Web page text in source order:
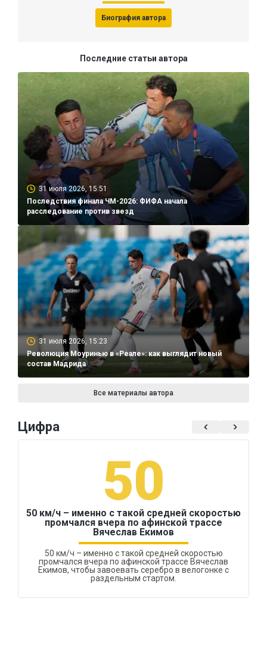
Биография автора
Последние статьи автора
31 июля 2026, 15:51
Последствия финала ЧМ-2026: ФИФА начала
расследование против звезд
31 июля 2026, 15:23
Революция Моуринью в «Реале»: как выглядит новый
состав Мадрида
Все материалы автора
Цифра
50
50 км/ч – именно с такой средней скоростью
промчался вчера по афинской трассе
Вячеслав Екимов
50 км/ч – именно с такой средней скоростью
промчался вчера по афинской трассе Вячеслав
Екимов, чтобы завоевать серебро в велогонке с
раздельным стартом.